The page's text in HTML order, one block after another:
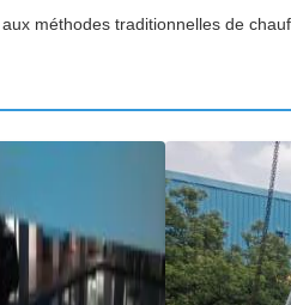
méthodes traditionnelles de